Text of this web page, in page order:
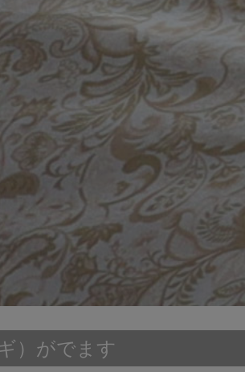
）がでます